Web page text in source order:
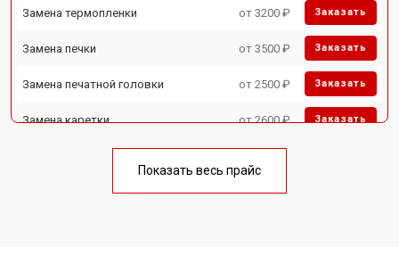
Замена термопленки от 3200 ₽ Заказать
Замена печки от 3500 ₽ Заказать
Замена печатной головки от 2500 ₽ Заказать
Замена каретки от 2600 ₽ Заказать
Замена блока питания от 2300 ₽
Показать весь прайс